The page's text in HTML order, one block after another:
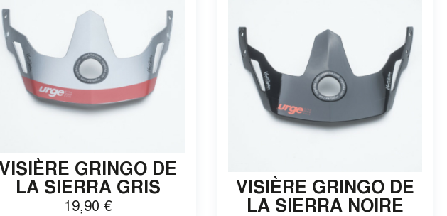
VISIÈRE GRINGO DE
LA SIERRA GRIS
19,90€
VISIÈRE GRINGO DE
LA SIERRA NOIRE